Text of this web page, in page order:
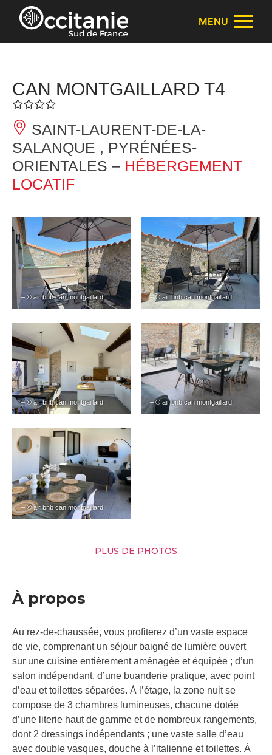
Panneau de gestion des cookies
MENU
CAN MONTGAILLARD T4
SAINT-LAURENT-DE-LA-
SALANQUE , PYRÉNÉES-
ORIENTALES – HÉBERGEMENT
LOCATIF
– © air bnb can montgaillard – © air bnb can montgaillard
– © air bnb can montgaillard – © air bnb can montgaillard
– © air bnb can montgaillard
PLUS DE PHOTOS
À propos
Au rez-de-chaussée, vous profiterez d’un vaste espace
de vie, comprenant un séjour baigné de lumière ouvert
sur une cuisine entièrement aménagée et équipée ; d’un
salon indépendant, d’une buanderie pratique, avec point
d’eau et toilettes séparées. À l’étage, la zone nuit se
compose de 3 chambres lumineuses, chacune dotée
d’une literie haut de gamme et de nombreux rangements,
dont 2 dressings indépendants ; une vaste salle d’eau
avec double vasques, douche à l’italienne et toilettes. À